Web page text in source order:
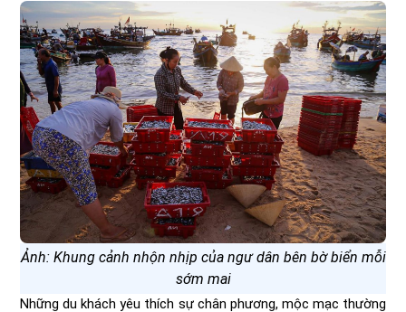
Ảnh: Khung cảnh nhộn nhịp của ngư dân bên bờ biển mỗi
sớm mai
Những du khách yêu thích sự chân phương, mộc mạc thường